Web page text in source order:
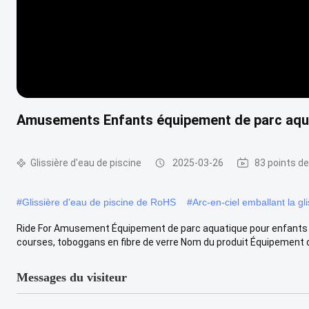
Amusements Enfants équipement de parc
Glissière d'eau de piscine 2025-03-26 83 points
#Glissière d'eau de piscine de RoHS #Arc-en-ciel emballant la
Ride For Amusement Équipement de parc aquatique pour
courses, toboggans en fibre de verre Nom du produit Équipement
Messages du visiteur